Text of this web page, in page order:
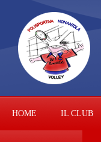
HOME IL CLUB